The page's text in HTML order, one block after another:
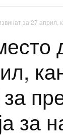
за 27
за